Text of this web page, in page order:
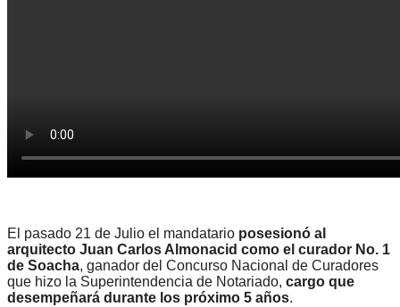
El pasado 21 de Julio el mandatario posesionó al
arquitecto Juan Carlos Almonacid como el curador No. 1
de Soacha, ganador del Concurso Nacional de Curadores
que hizo la Superintendencia de Notariado, cargo que
desempeñará durante los próximo 5 años.